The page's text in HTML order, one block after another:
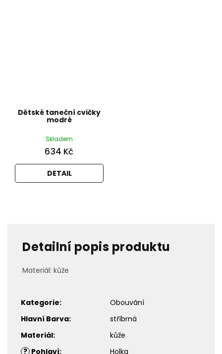
Dětské taneční cvičky
modré
Skladem
634 Kč
DETAIL
Detailní popis produktu
Materiál: kůže
Kategorie:
Obouvání
Hlavní Barva:
stříbrná
Materiál:
kůže
? Pohlaví: Holka